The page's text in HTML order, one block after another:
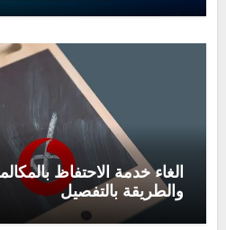
الغاء خدمة الاحتفاظ
والطريقة بالتفصيل